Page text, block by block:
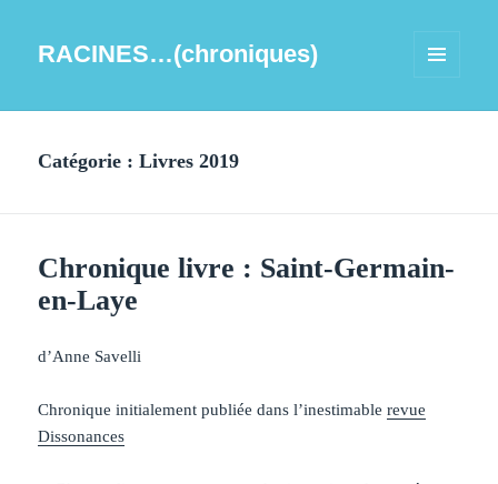
RACINES…(chroniques)
WIDGETS
Catégorie :Livres 2019
Chronique livre : Saint-Germain-
en-Laye
d’Anne Savelli
Chronique initialement publiée dans l’inestimablerevue
Dissonances